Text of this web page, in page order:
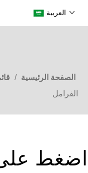
العربية
الصفحة الرئيسية /
الفرامل
اضغط